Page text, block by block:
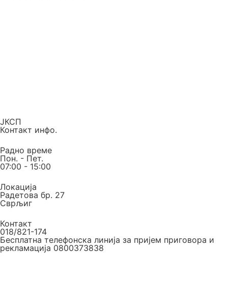
ЈКСП
Контакт инфо.
Радно време
Пон. - Пет.
07:00 - 15:00
Локација
Радетова бр. 27
Сврљиг
Контакт
018/821-174
Бесплатна телефонска линија за пријем приговора и
рекламација 0800373838